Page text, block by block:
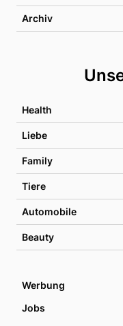
Archiv
Health
Liebe
Family
Tiere
Automobile
Beauty
Werbung
Jobs